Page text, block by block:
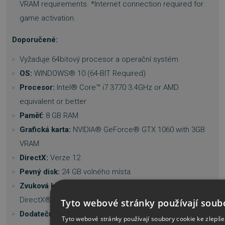
VRAM requirements. *Internet connection required for
game activation.
Doporučené:
Vyžaduje 64bitový procesor a operační systém
OS: WINDOWS® 10 (64-BIT Required)
Procesor: Intel® Core™ i7 3770 3.4GHz or AMD
equivalent or better
Paměť: 8 GB RAM
Grafická karta: NVIDIA® GeForce® GTX 1060 with 3GB
VRAM
DirectX: Verze 12
Pevný disk: 24 GB volného místa
Zvuková karta:
DirectX® 9.0c or higher)
Dodatečné poznámky:
Tyto webové stránky používají
Tyto webové stránky používají soubory cookie ke